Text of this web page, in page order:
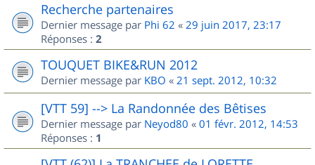
Recherche partenaires
Dernier message par Phi 62 « 29 juin 2017, 23:17
Réponses : 2
TOUQUET BIKE&RUN 2012
Dernier message par KBO « 21 sept. 2012, 10:32
[VTT 59] --> La Randonnée des Bêtises
Dernier message par Neyod80 « 01 févr. 2012, 14:53
Réponses : 1